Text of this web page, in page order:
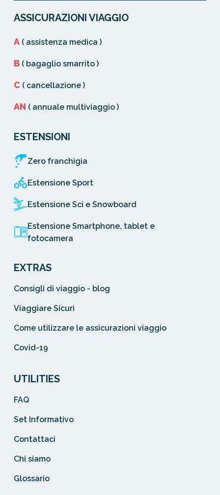
ASSICURAZIONI VIAGGIO
A ( assistenza medica )
B ( bagaglio smarrito )
C ( cancellazione )
AN ( annuale multiviaggio )
ESTENSIONI
Zero franchigia
Estensione Sport
Estensione Sci e Snowboard
Estensione Smartphone, tablet e
fotocamera
EXTRAS
Consigli di viaggio - blog
Viaggiare Sicuri
Come utilizzare le assicurazioni viaggio
Covid-19
UTILITIES
FAQ
Set Informativo
Contattaci
Chi siamo
Glossario